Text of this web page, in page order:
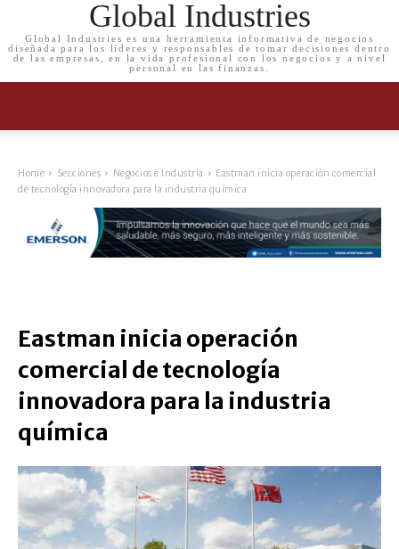
Global Industries
Global Industries es una herramienta informativa de negocios
diseñada para los líderes y responsables de tomar decisiones dentro
de las empresas, en la vida profesional con los negocios y a nivel
personal en las finanzas.
Home Secciones Negocios e Industria
Eastman inicia operación comercial
de tecnología innovadora para la industria química
Eastman inicia operación
comercial de tecnología
innovadora para la industria
química